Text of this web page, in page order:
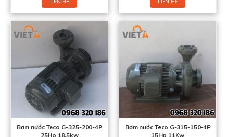
Bơm nước Teco G-325-200-4P
Bơm nước Teco G-315-150-4P